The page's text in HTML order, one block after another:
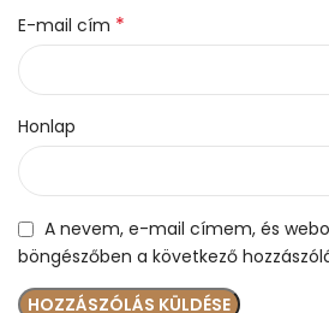
E-mail cím *
Honlap
A nevem, e-mail címem, és
böngészőben a következő